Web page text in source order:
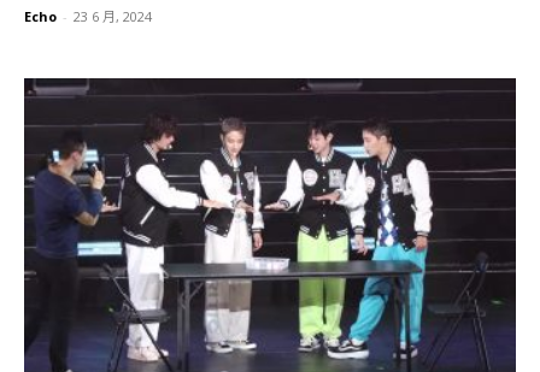
Echo - 23 6 月, 2024